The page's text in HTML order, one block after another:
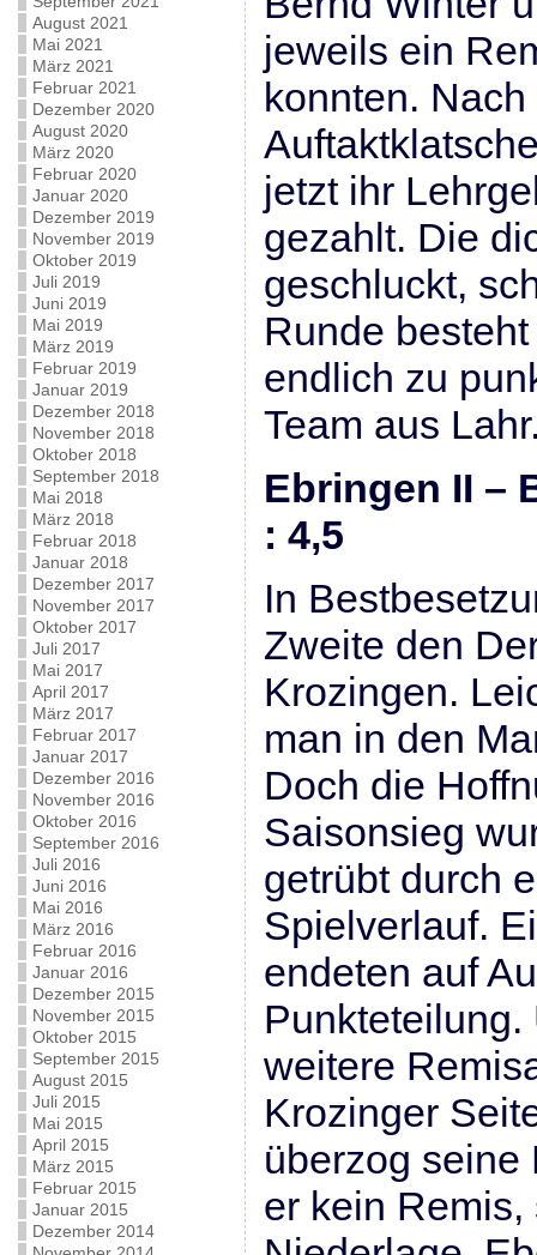
August 2021
Mai 2021
März 2021
Februar 2021
Dezember 2020
August 2020
März 2020
Februar 2020
Januar 2020
Dezember 2019
November 2019
Oktober 2019
Juli 2019
Juni 2019
Mai 2019
März 2019
Februar 2019
Januar 2019
Dezember 2018
November 2018
Oktober 2018
September 2018
Mai 2018
März 2018
Februar 2018
Januar 2018
Dezember 2017
November 2017
Oktober 2017
Juli 2017
Mai 2017
April 2017
März 2017
Februar 2017
Januar 2017
Dezember 2016
November 2016
Oktober 2016
September 2016
Juli 2016
Juni 2016
Mai 2016
März 2016
Februar 2016
Januar 2016
Dezember 2015
November 2015
Oktober 2015
September 2015
August 2015
Juli 2015
Mai 2015
April 2015
März 2015
Februar 2015
Januar 2015
Dezember 2014
jeweils ein
konnten.
jetzt ihr
gezahlt. Die
geschluckt,
Runde
endlich zu
Team aus
Ebringen II –
: 4,5
In
Zweite den
Krozingen.
man in den
Doch die
Saisonsieg
getrübt durch
Spielverlauf.
endeten auf
weitere
Krozinger
überzog seine
er kein